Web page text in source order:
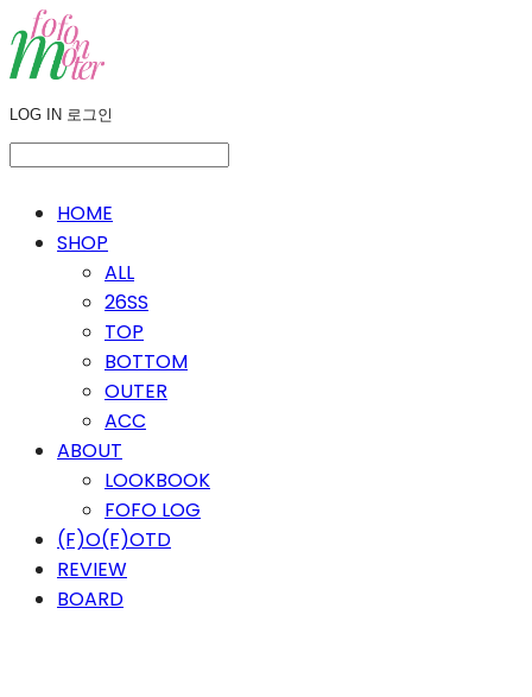
LOG IN 로그인
HOME
SHOP
ALL
26SS
TOP
BOTTOM
OUTER
ACC
ABOUT
LOOKBOOK
FOFO LOG
(F)O(F)OTD
REVIEW
BOARD